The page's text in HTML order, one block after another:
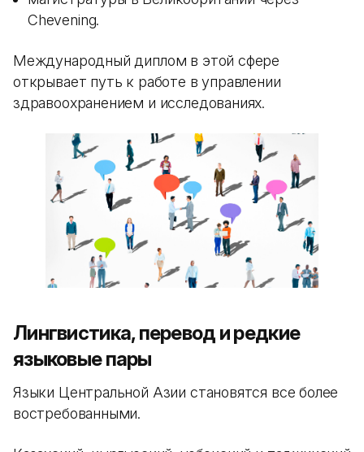
Chevening.
Международный диплом в этой сфере
открывает путь к работе в управлении
здравоохранением и исследованиях.
Лингвистика, перевод и редкие
языковые пары
Языки Центральной Азии становятся все более
востребованными.